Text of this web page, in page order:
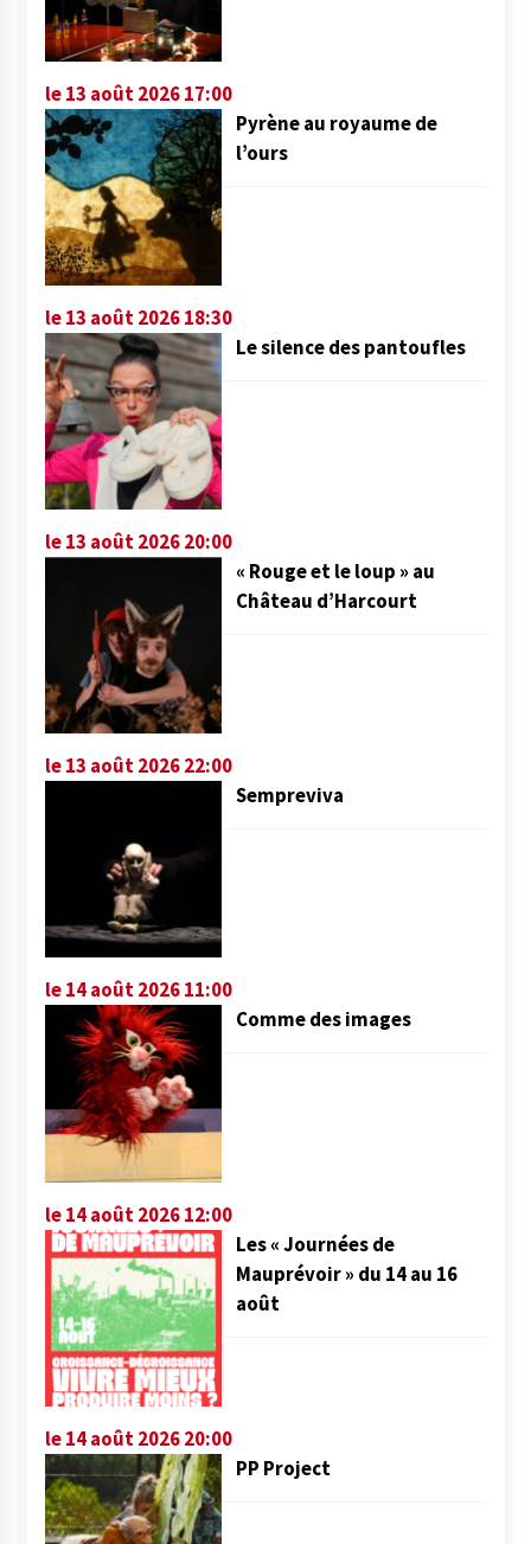
le 13 août 2026 17:00
Pyrène au royaume de
l’ours
le 13 août 2026 18:30
Le silence des pantoufles
le 13 août 2026 20:00
« Rouge et le loup » au
Château d’Harcourt
le 13 août 2026 22:00
Sempreviva
le 14 août 2026 11:00
Comme des images
le 14 août 2026 12:00
Les « Journées de
Mauprévoir » du 14 au 16
août
le 14 août 2026 20:00
PP Project